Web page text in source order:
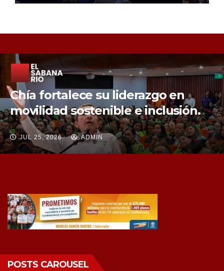
Chía fortalece la protección de sus
fuentes hídricas con la compra de
tres nuevos predios
JUL 25, 2026 ADMIN
POSTS CAROUSEL